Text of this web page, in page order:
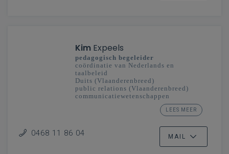
Kim Expeels
pedagogisch begeleider
coördinatie van Nederlands en
taalbeleid
Duits (Vlaanderenbreed)
public relations (Vlaanderenbreed)
communicatiewetenschappen
taalexpert Ieder kind taalheldLEES MEER
0468 11 86 04 MAIL